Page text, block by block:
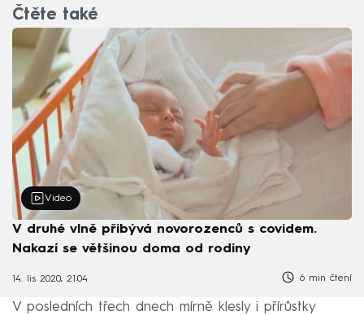
Čtěte také
Video
V druhé vlně přibývá novorozenců s covidem.
Nakazí se většinou doma od rodiny
14. lis 2020, 21:04 6 min čtení
V posledních třech dnech mírně klesly i přírůstky